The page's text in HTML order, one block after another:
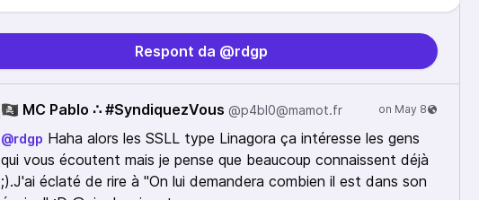
Respont da @rdgp
🏴‍☠️ MC Pablo ∴ #SyndiquezVous @p4bl0@mamot.fr
@rdgp Haha alors les SSLL type Linagora ça intéresse les gens
qui vous écoutent mais je pense que beaucoup connaissent déjà
;).J'ai éclaté de rire à "On lui demandera combien il est dans son